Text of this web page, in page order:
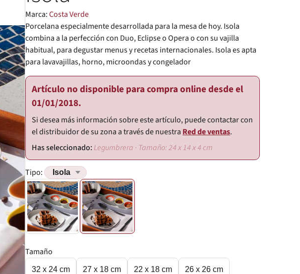
Marca:Costa Verde
Porcelana especialmente desarrollada para la mesa de hoy. Isola
combina a la perfección con Duo, Eclipse o Opera o con su vajilla
habitual, para degustar menus y recetas internacionales. Isola es apta
para lavavajillas, horno, microondas y congelador
Artículo no disponible para compra online desde el
01/01/2018.
Si desea más información sobre este artículo, puede contactar con
el distribuidor de su zona a través de nuestra Red de ventas.
Legumbrera · Tamaño: 24 x 14 x 4 cm
Tipo:
Tamaño
32 x 24 cm 27 x 18 cm 22 x 18 cm 26 x 26 cm